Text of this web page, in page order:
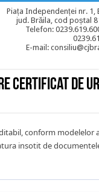
Piața Independenței nr. 1,
jud. Brăila, cod poștal
Telefon:
E-mail:
Certificat de
conform
insotit de